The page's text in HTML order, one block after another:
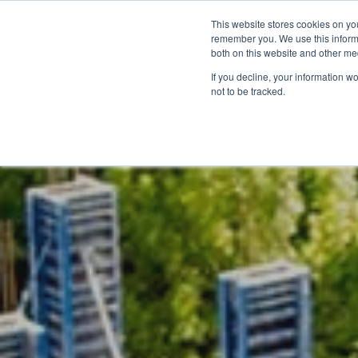
This website stores cookies on
remember you. We use this
both on this website and other
If you decline, your information
not to be tracked.
Kontakt aufnehmen:+31 85 0070336